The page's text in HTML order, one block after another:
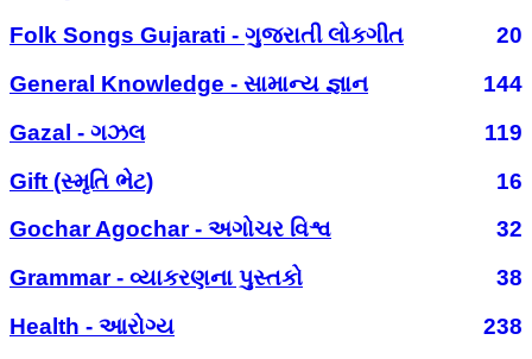
Folk Songs Gujarati - ગુજરાતી લોકગીત
20
General Knowledge - સામાન્ય જ્ઞાન
144
Gazal - ગઝલ
119
Gift (સ્મૃતિ ભેટ)
16
Gochar Agochar - અગોચર વિશ્વ
32
Grammar - વ્યાકરણના પુસ્તકો
38
Health - આરોગ્ય
238